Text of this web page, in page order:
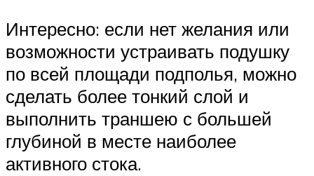
Интересно: если нет желания или
возможности устраивать подушку
по всей площади подполья, можно
сделать более тонкий слой и
выполнить траншею с большей
глубиной в месте наиболее
активного стока.